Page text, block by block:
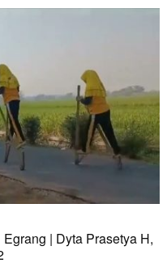
| Dyta Prasetya H,